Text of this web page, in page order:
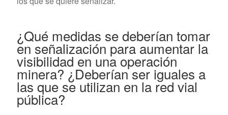
¿Qué medidas se deberían tomar
en señalización para aumentar la
visibilidad en una operación
minera? ¿Deberían ser iguales a
las que se utilizan en la red vial
pública?